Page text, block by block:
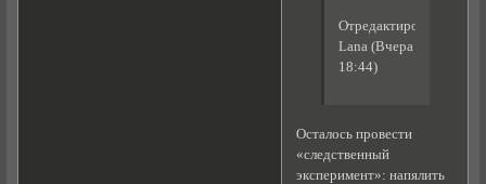
Отредактировано
Lana (Вчера
18:44)
Осталось провести
«следственный
эксперимент»: напялить